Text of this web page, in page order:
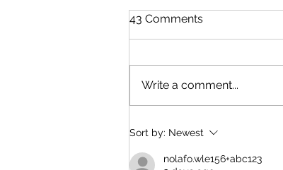
Tips Mengatasi Si Kecil
yang Pilih-pilih
43 Comments
Write a comment...
Sort by: Newest
nolafo.wle156+abc123